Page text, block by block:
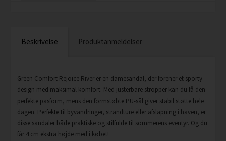
Beskrivelse Produktanmeldelser
Green Comfort Rejoice River er en damesandal, der forener et sporty
design med maksimal komfort. Med justerbare stropper kan du få den
perfekte pasform, mens den formstøbte PU-sål giver stabil støtte hele
dagen. Perfekte til byvandringer, strandture eller afslapning i haven, er
disse sandaler både praktiske og stilfulde til sommerens eventyr. Og du
får 4 cm ekstra højde med i købet!